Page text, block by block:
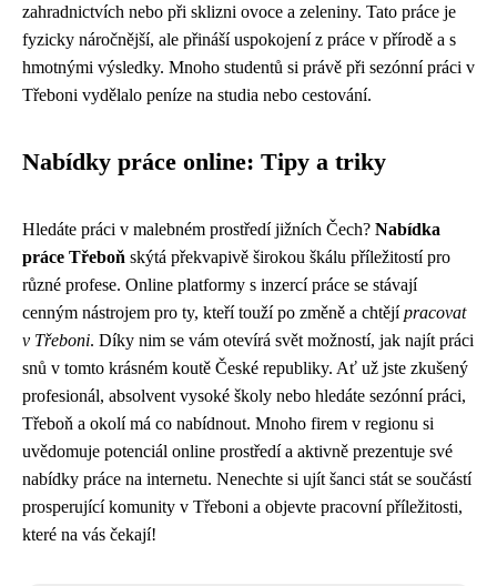
zahradnictvích nebo při sklizni ovoce a zeleniny. Tato práce je
fyzicky náročnější, ale přináší uspokojení z práce v přírodě a s
hmotnými výsledky. Mnoho studentů si právě při sezónní práci v
Třeboni vydělalo peníze na studia nebo cestování.
Nabídky práce online: Tipy a triky
Hledáte práci v malebném prostředí jižních Čech? Nabídka
práce Třeboň skýtá překvapivě širokou škálu příležitostí pro
různé profese. Online platformy s inzercí práce se stávají
cenným nástrojem pro ty, kteří touží po změně a chtějípracovat
v Třeboni. Díky nim se vám otevírá svět možností, jak najít práci
snů v tomto krásném koutě České republiky. Ať už jste zkušený
profesionál, absolvent vysoké školy nebo hledáte sezónní práci,
Třeboň a okolí má co nabídnout. Mnoho firem v regionu si
uvědomuje potenciál online prostředí a aktivně prezentuje své
nabídky práce na internetu. Nenechte si ujít šanci stát se součástí
prosperující komunity v Třeboni a objevte pracovní příležitosti,
které na vás čekají!